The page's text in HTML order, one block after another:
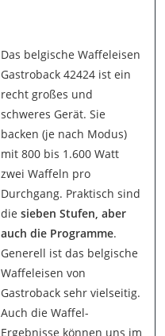
Das belgische Waffeleisen
Gastroback 42424 ist ein
recht großes und
schweres Gerät. Sie
backen (je nach Modus)
mit 800 bis 1.600 Watt
zwei Waffeln pro
Durchgang. Praktisch sind
die sieben Stufen, aber
auch die Programme.
Generell ist das belgische
Waffeleisen von
Gastroback sehr vielseitig.
Auch die Waffel-
Ergebnisse können uns im